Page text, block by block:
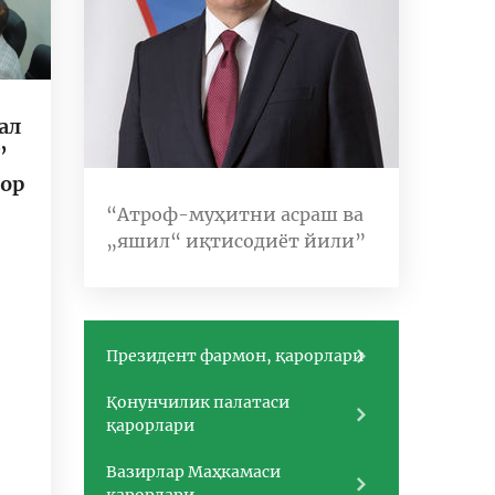
“Атроф-муҳитни асраш ва
„яшил“ иқтисодиёт йили”
Президент фармон, қарорлари
Қонунчилик палатаси
қарорлари
Вазирлар Маҳкамаси